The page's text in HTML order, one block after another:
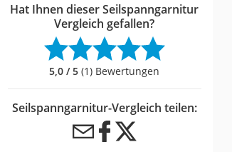
Hat Ihnen dieser Seilspanngarnitur
Vergleich gefallen?
5,0 / 5 (1) Bewertungen
Seilspanngarnitur-Vergleich teilen: